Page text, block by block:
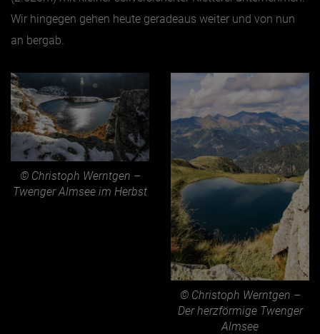
Wir hingegen gehen heute geradeaus weiter und von nun
an bergab.
© Christoph Werntgen –
Twenger Almsee im Herbst
© Christoph Werntgen –
Der herzförmige Twenger
Almsee